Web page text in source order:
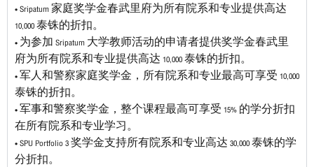
• Sripatum 家庭奖学金春武里府为所有院系和专业提供高达
10,000 泰铢的折扣。
• 为参加 Sripatum 大学教师活动的申请者提供奖学金春武里
府为所有院系和专业提供高达 10,000 泰铢的折扣。
• 军人和警察家庭奖学金，所有院系和专业最高可享受 10,000
泰铢的折扣。
• 军事和警察奖学金，整个课程最高可享受 15% 的学分折扣
在所有院系和专业学习。
• SPU Portfolio 3 奖学金支持所有院系和专业高达 30,000 泰铢的学
分折扣。